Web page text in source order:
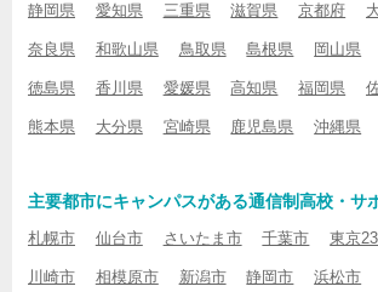
静岡県 愛知県 三重県 滋賀県 京都府
奈良県 和歌山県 鳥取県 島根県 岡山県
徳島県 香川県 愛媛県 高知県 福岡県
熊本県 大分県 宮崎県 鹿児島県 沖縄県
主要都市にキャンパスがある通信制高校・サ
札幌市 仙台市 さいたま市 千葉市 東京
川崎市 相模原市 新潟市 静岡市 浜松市